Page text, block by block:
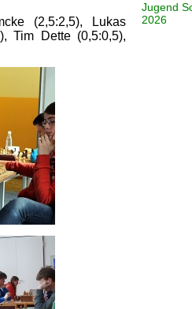
(2,5:2,5), Lukas
Tim Dette (0,5:0,5),
Jugend
2026